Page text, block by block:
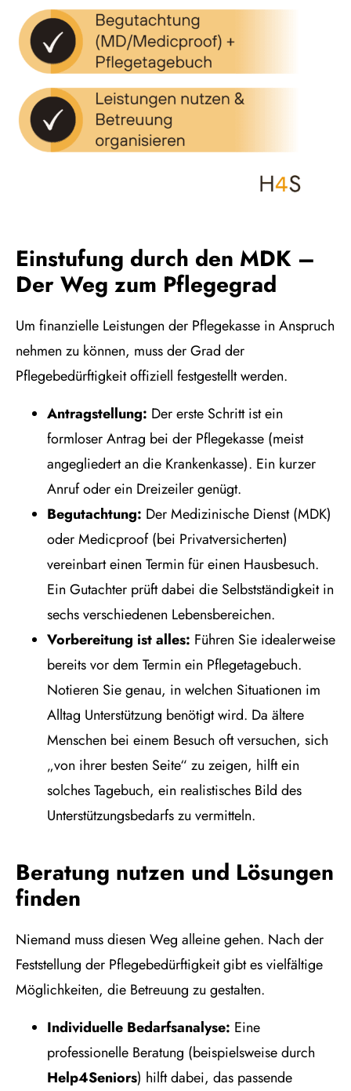
Einstufung durch den MDK –
Der Weg zum Pflegegrad
Um finanzielle Leistungen der Pflegekasse in Anspruch
nehmen zu können, muss der Grad der
Pflegebedürftigkeit offiziell festgestellt werden.
Antragstellung: Der erste Schritt ist ein
formloser Antrag bei der Pflegekasse (meist
angegliedert an die Krankenkasse). Ein kurzer
Anruf oder ein Dreizeiler genügt.
Begutachtung: Der Medizinische Dienst (MDK)
oder Medicproof (bei Privatversicherten)
vereinbart einen Termin für einen Hausbesuch.
Ein Gutachter prüft dabei die Selbstständigkeit in
sechs verschiedenen Lebensbereichen.
Vorbereitung ist alles: Führen Sie idealerweise
bereits vor dem Termin ein Pflegetagebuch.
Notieren Sie genau, in welchen Situationen im
Alltag Unterstützung benötigt wird. Da ältere
Menschen bei einem Besuch oft versuchen, sich
„von ihrer besten Seite“ zu zeigen, hilft ein
solches Tagebuch, ein realistisches Bild des
Unterstützungsbedarfs zu vermitteln.
Beratung nutzen und Lösungen
finden
Niemand muss diesen Weg alleine gehen. Nach der
Feststellung der Pflegebedürftigkeit gibt es vielfältige
Möglichkeiten, die Betreuung zu gestalten.
Individuelle Bedarfsanalyse: Eine
professionelle Beratung (beispielsweise durch
Help4Seniors) hilft dabei, das passende